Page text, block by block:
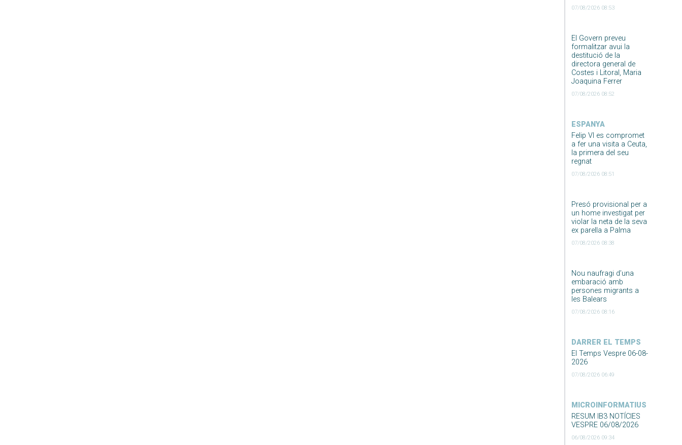
07/08/2026 08:53
El Govern preveu
formalitzar avui la
destitució de la
directora general de
Costes i Litoral, Maria
Joaquina Ferrer
07/08/2026 08:52
ESPANYA
Felip VI es compromet
a fer una visita a Ceuta,
la primera del seu
regnat
07/08/2026 08:51
Presó provisional per a
un home investigat per
violar la neta de la seva
ex parella a Palma
07/08/2026 08:38
Nou naufragi d’una
embaració amb
persones migrants a
les Balears
07/08/2026 08:16
DARRER EL TEMPS
El Temps Vespre 06-08-
2026
07/08/2026 06:49
MICROINFORMATIUS
RESUM IB3 NOTÍCIES
VESPRE 06/08/2026
06/08/2026 09:34